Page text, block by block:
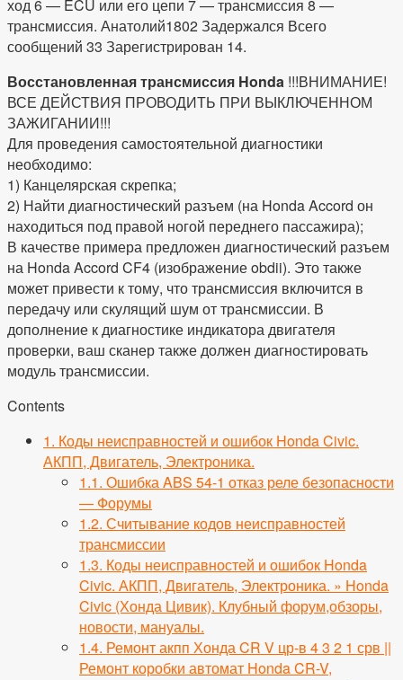
ход 6 — ECU или его цепи 7 — трансмиссия 8 —
трансмиссия. Анатолий1802 Задержался Всего
сообщений 33 Зарегистрирован 14.
Восстановленная трансмиссия Honda !!!ВНИМАНИЕ!
ВСЕ ДЕЙСТВИЯ ПРОВОДИТЬ ПРИ ВЫКЛЮЧЕННОМ
ЗАЖИГАНИИ!!!
Для проведения самостоятельной диагностики
необходимо:
1) Канцелярская скрепка;
2) Найти диагностический разъем (на Honda Accord он
находиться под правой ногой переднего пассажира);
В качестве примера предложен диагностический разъем
на Honda Accord CF4 (изображение obdii). Это также
может привести к тому, что трансмиссия включится в
передачу или скулящий шум от трансмиссии. В
дополнение к диагностике индикатора двигателя
проверки, ваш сканер также должен диагностировать
модуль трансмиссии.
Contents
1. Коды неисправностей и ошибок Honda Civic.
АКПП, Двигатель, Электроника.
1.1. Ошибка ABS 54-1 отказ реле безопасности
— Форумы
1.2. Считывание кодов неисправностей
трансмиссии
1.3. Коды неисправностей и ошибок Honda
Civic. АКПП, Двигатель, Электроника. » Honda
Civic (Хонда Цивик). Клубный форум,обзоры,
новости, мануалы.
1.4. Ремонт акпп Хонда CR V цр-в 4 3 2 1 срв ||
Ремонт коробки автомат Honda CR-V,